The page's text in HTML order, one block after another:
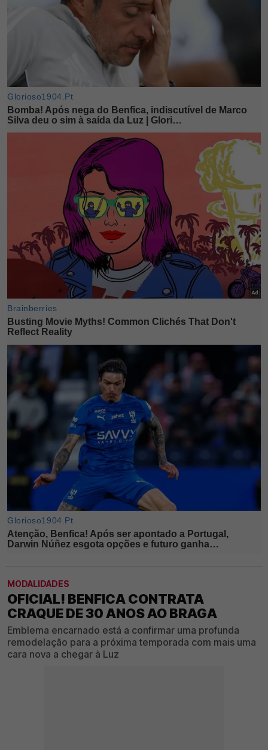
MODALIDADES
OFICIAL! BENFICA CONTRATA
CRAQUE DE 30 ANOS AO BRAGA
Emblema encarnado está a confirmar uma profunda
remodelação para a próxima temporada com mais uma
cara nova a chegar à Luz